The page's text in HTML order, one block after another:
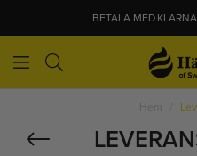
BETALA MED KLARNA
Hem